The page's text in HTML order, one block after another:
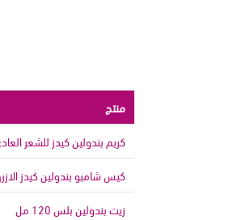
منتج
كريم بندولين كيدز للشعر العادي
كيس شامبو بندولين كيدز الازرق
زيت بندولين بلس 120 مل